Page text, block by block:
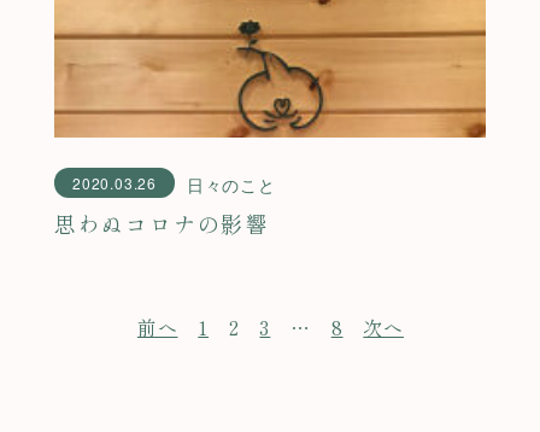
2020.03.26 日々のこと
思わぬコロナの影響
前へ 1 2 3 … 8 次へ